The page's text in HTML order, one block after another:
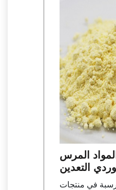
المرس
التعدين
مادة مرسبة في منتجات